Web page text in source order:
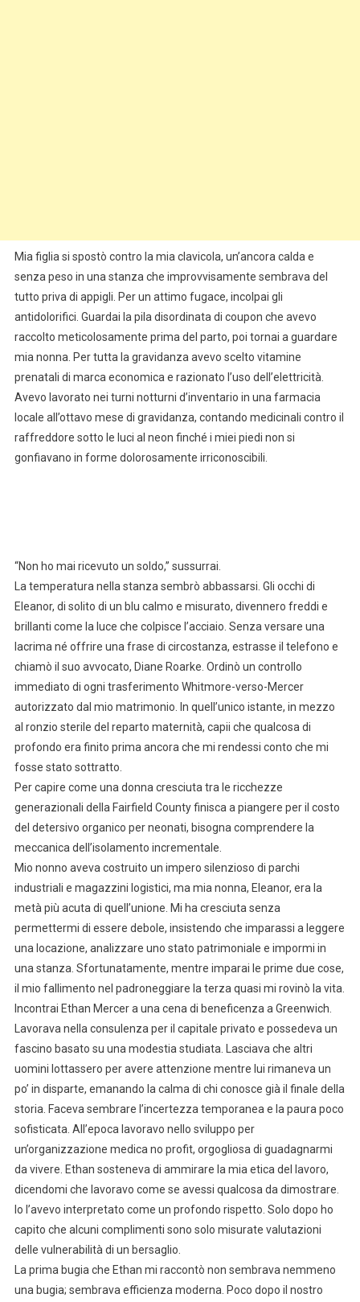
Mia figlia si spostò contro la mia clavicola, un’ancora calda e
senza peso in una stanza che improvvisamente sembrava del
tutto priva di appigli. Per un attimo fugace, incolpai gli
antidolorifici. Guardai la pila disordinata di coupon che avevo
raccolto meticolosamente prima del parto, poi tornai a guardare
mia nonna. Per tutta la gravidanza avevo scelto vitamine
prenatali di marca economica e razionato l’uso dell’elettricità.
Avevo lavorato nei turni notturni d’inventario in una farmacia
locale all’ottavo mese di gravidanza, contando medicinali contro il
raffreddore sotto le luci al neon finché i miei piedi non si
gonfiavano in forme dolorosamente irriconoscibili.
“Non ho mai ricevuto un soldo,” sussurrai.
La temperatura nella stanza sembrò abbassarsi. Gli occhi di
Eleanor, di solito di un blu calmo e misurato, divennero freddi e
brillanti come la luce che colpisce l’acciaio. Senza versare una
lacrima né offrire una frase di circostanza, estrasse il telefono e
chiamò il suo avvocato, Diane Roarke. Ordinò un controllo
immediato di ogni trasferimento Whitmore-verso-Mercer
autorizzato dal mio matrimonio. In quell’unico istante, in mezzo
al ronzio sterile del reparto maternità, capii che qualcosa di
profondo era finito prima ancora che mi rendessi conto che mi
fosse stato sottratto.
Per capire come una donna cresciuta tra le ricchezze
generazionali della Fairfield County finisca a piangere per il costo
del detersivo organico per neonati, bisogna comprendere la
meccanica dell’isolamento incrementale.
Mio nonno aveva costruito un impero silenzioso di parchi
industriali e magazzini logistici, ma mia nonna, Eleanor, era la
metà più acuta di quell’unione. Mi ha cresciuta senza
permettermi di essere debole, insistendo che imparassi a leggere
una locazione, analizzare uno stato patrimoniale e impormi in
una stanza. Sfortunatamente, mentre imparai le prime due cose,
il mio fallimento nel padroneggiare la terza quasi mi rovinò la vita.
Incontrai Ethan Mercer a una cena di beneficenza a Greenwich.
Lavorava nella consulenza per il capitale privato e possedeva un
fascino basato su una modestia studiata. Lasciava che altri
uomini lottassero per avere attenzione mentre lui rimaneva un
po’ in disparte, emanando la calma di chi conosce già il finale della
storia. Faceva sembrare l’incertezza temporanea e la paura poco
sofisticata. All’epoca lavoravo nello sviluppo per
un’organizzazione medica no profit, orgogliosa di guadagnarmi
da vivere. Ethan sosteneva di ammirare la mia etica del lavoro,
dicendomi che lavoravo come se avessi qualcosa da dimostrare.
Io l’avevo interpretato come un profondo rispetto. Solo dopo ho
capito che alcuni complimenti sono solo misurate valutazioni
delle vulnerabilità di un bersaglio.
La prima bugia che Ethan mi raccontò non sembrava nemmeno
una bugia; sembrava efficienza moderna. Poco dopo il nostro